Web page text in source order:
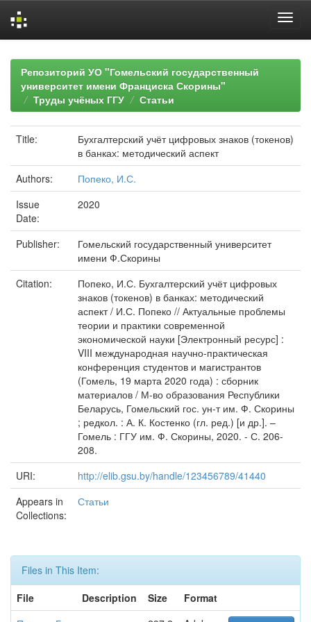
navigationРепозиторий УО "Гомельский государственный
университет имени Франциска Скорины"
Труды учёных ГГУ
Статьи
Title:
Бухгалтерский учёт цифровых знаков (токенов)
в банках: методический аспект
Authors:
Попеко, И.С.
Issue
Date:
2020
Publisher:
Гомельский государственный университет
имени Ф.Скорины
Citation:
Попеко, И.С. Бухгалтерский учёт цифровых
знаков (токенов) в банках: методический
аспект / И.С. Попеко // Актуальные проблемы
теории и практики современной
экономической науки [Электронный ресурс] :
VIII международная научно-практическая
конференция студентов и магистрантов
(Гомель, 19 марта 2020 года) : сборник
материалов / М-во образования Республики
Беларусь, Гомельский гос. ун-т им. Ф. Скорины
; редкол. : А. К. Костенко (гл. ред.) [и др.]. –
Гомель : ГГУ им. Ф. Скорины, 2020. - С. 206-
208.
URI:
http://elib.gsu.by/handle/123456789/41440
Appears in
Collections:
Статьи
Files in This Item:
File
Description Size
Format